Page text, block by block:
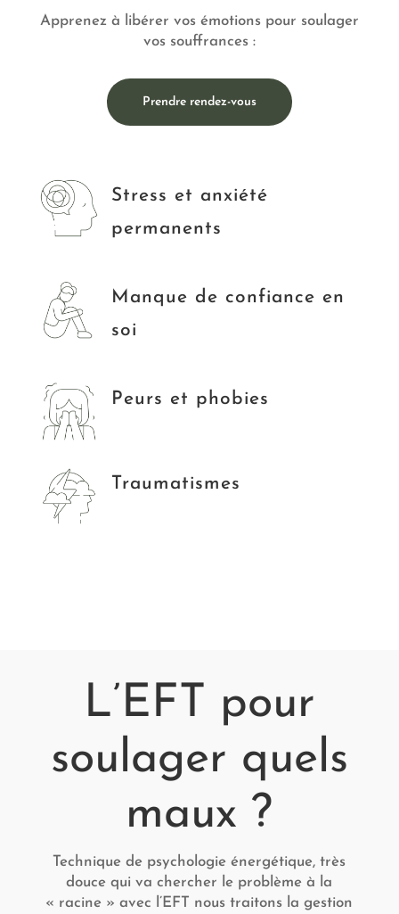
Apprenez à libérer vos émotions pour soulager
vos souffrances :
Prendre rendez-vous
Stress et anxiété
permanents
Manque de confiance en
soi
Peurs et phobies
Traumatismes
L’EFT pour
soulager quels
maux ?
Technique de psychologie énergétique, très
douce qui va chercher le problème à la
« racine » avec l’EFT nous traitons la gestion